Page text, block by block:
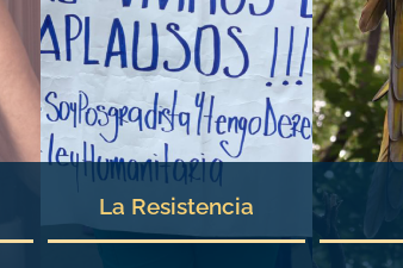
La Resistencia